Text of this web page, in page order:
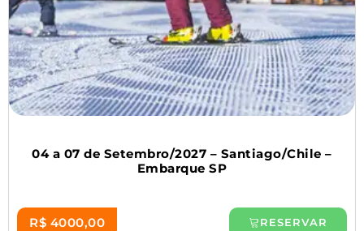
04 a 07 de Setembro/2027 – Santiago/Chile –
Embarque SP
R$ 4000,00 RESERVAR